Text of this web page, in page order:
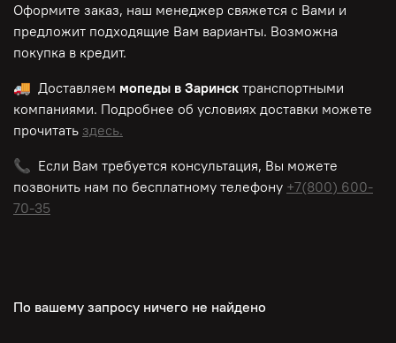
Оформите заказ, наш менеджер свяжется с Вами и
предложит подходящие Вам варианты. Возможна
покупка в кредит.
🚚 Доставляем мопеды в Заринск транспортными
компаниями. Подробнее об условиях доставки можете
прочитать здесь.
📞 Если Вам требуется консультация, Вы можете
позвонить нам по бесплатному телефону +7(800) 600-
70-35
По вашему запросу ничего не найдено